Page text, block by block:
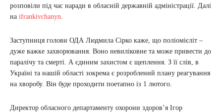
розповіли під час наради в обласній державній адміністрації. Далі
на ifrankivchanyn
Заступниця голови ОДА Людмила Сірко каже, що поліомієліт –
дуже важке захворювання. Воно невиліковне та може привести до
паралічу та смерті. А єдиним захистом є щеплення. З її слів, в
Україні та нашій області зокрема є розроблений плану реагування
на хворобу. Він буде проходити поетапно із 1 лютого.
Директор обласного департаменту охорони здоров’я Ігор